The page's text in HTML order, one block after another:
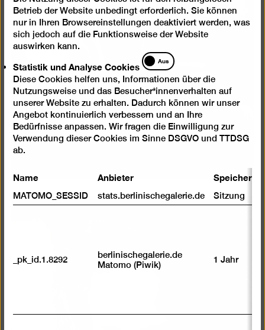
Betrieb der Website unbedingt erforderlich. Sie können
nur in Ihren Browsereinstellungen deaktiviert werden, was
sich jedoch auf die Funktionsweise der Website
auswirken kann.
Statistik und Analyse Cookies
Statistik
und
Analyse
Cookies
Aus
Diese Cookies helfen uns, Informationen über die
Nutzungsweise und das Besucher*innenverhalten auf
unserer Website zu erhalten. Dadurch können wir unser
Angebot kontinuierlich verbessern und an Ihre
Bedürfnisse anpassen. Wir fragen die Einwilligung zur
Verwendung dieser Cookies im Sinne DSGVO und TTDSG
ab.
Name Anbieter
MATOMO_SESSID stats.berlinischegalerie.de Sitzung
_pk_id.1.8292
berlinischegalerie.de
Matomo (Piwik)
1 Jahr